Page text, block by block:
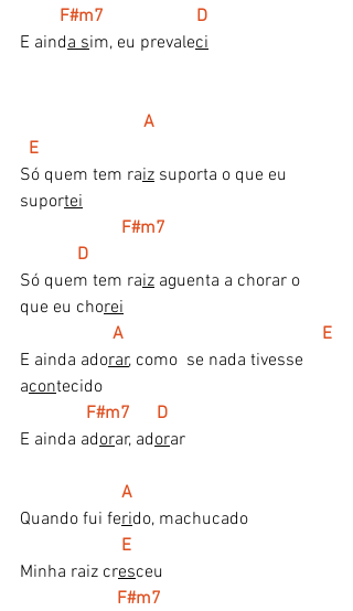
    F#m7                     D
E ainda sim, eu prevaleci
A
  E
Só quem tem raiz suporta o que eu
suportei
F#m7
             D
Só quem tem raiz aguenta a chorar o
que eu chorei
  A                                             E
E ainda adorar, como  se nada tivesse
acontecido
    F#m7      D
E ainda adorar, adorar
   A
Quando fui ferido, machucado
E
Minha raiz cresceu
  F#m7